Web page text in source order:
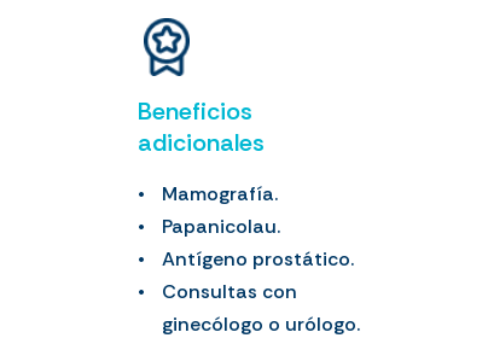
Beneficios
adicionales
Mamografía.
Papanicolau.
Antígeno prostático.
Consultas con
ginecólogo o urólogo.